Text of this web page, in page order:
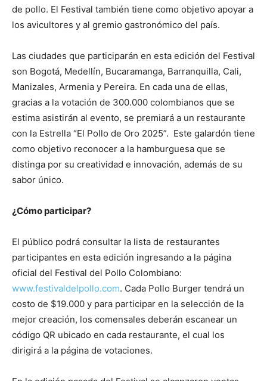
de pollo. El Festival también tiene como objetivo apoyar a
los avicultores y al gremio gastronómico del país.
Las ciudades que participarán en esta edición del Festival
son Bogotá, Medellín, Bucaramanga, Barranquilla, Cali,
Manizales, Armenia y Pereira. En cada una de ellas,
gracias a la votación de 300.000 colombianos que se
estima asistirán al evento, se premiará a un restaurante
con la Estrella “El Pollo de Oro 2025”. Este galardón tiene
como objetivo reconocer a la hamburguesa que se
distinga por su creatividad e innovación, además de su
sabor único.
¿Cómo participar?
El público podrá consultar la lista de restaurantes
participantes en esta edición ingresando a la página
oficial del Festival del Pollo Colombiano:
www.festivaldelpollo.com. Cada Pollo Burger tendrá un
costo de $19.000 y para participar en la selección de la
mejor creación, los comensales deberán escanear un
código QR ubicado en cada restaurante, el cual los
dirigirá a la página de votaciones.